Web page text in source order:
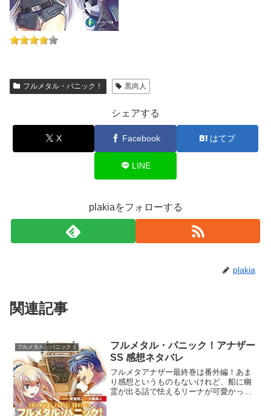
フルメタル・パニック！ 黒尚人
シェアする
X Facebook はてブ
LINE
plakiaをフォローする
plakia
関連記事
フルメタル・パニック！
フルメタル・パニック！アナザー
SS 感想ネタバレ
フルメタアナザー最終巻は番外編！あま
り感想というものもないけれど、船に幽
霊が出る話で怯えるリーナが可愛かっ